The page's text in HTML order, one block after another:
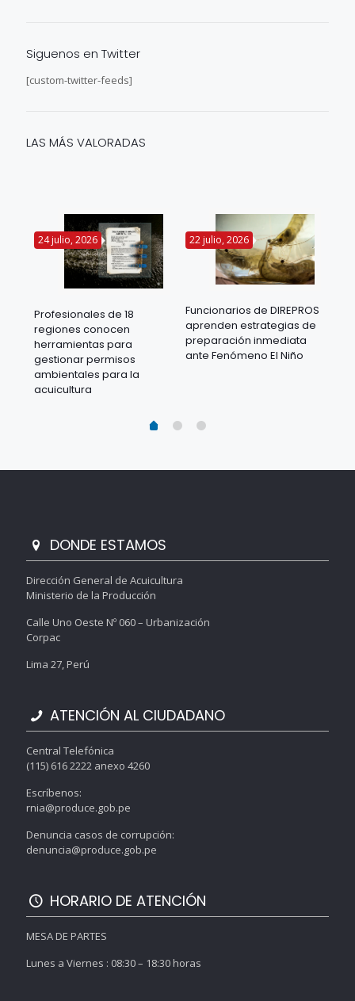
Siguenos en Twitter
[custom-twitter-feeds]
LAS MÁS VALORADAS
24 julio, 2026
Profesionales de 18
regiones conocen
herramientas para
gestionar permisos
ambientales para la
acuicultura
22 julio, 2026
Funcionarios de DIREPROS
aprenden estrategias de
preparación inmediata
ante Fenómeno El Niño
DONDE ESTAMOS
Dirección General de Acuicultura
Ministerio de la Producción
Calle Uno Oeste Nº 060 – Urbanización
Corpac
Lima 27, Perú
ATENCIÓN AL CIUDADANO
Central Telefónica
(115) 616 2222 anexo 4260
Escríbenos:
rnia@produce.gob.pe
Denuncia casos de corrupción:
denuncia@produce.gob.pe
HORARIO DE ATENCIÓN
MESA DE PARTES
Lunes a Viernes : 08:30 – 18:30 horas